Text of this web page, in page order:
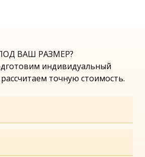
ВАШ РАЗМЕР?
индивидуальный
точную стоимость.